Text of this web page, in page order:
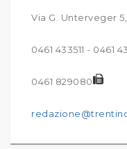
Via G. Unterveger
0461 433511 - 0461
0461 829080